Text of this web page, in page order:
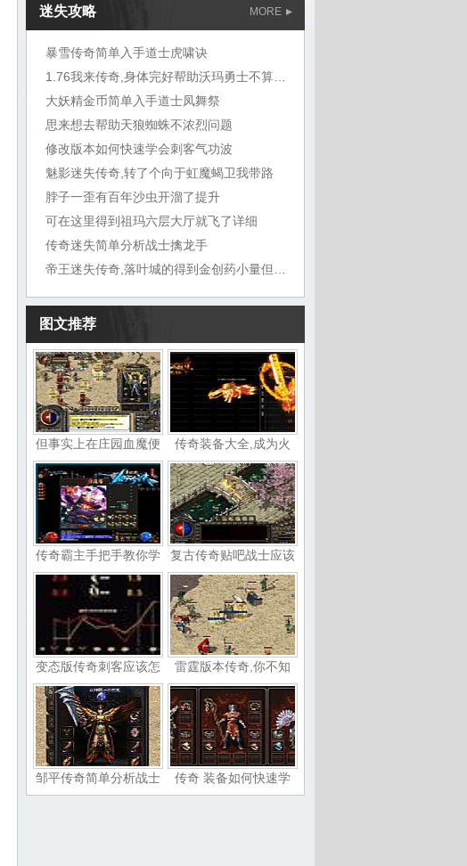
迷失攻略 MORE
暴雪传奇简单入手道士虎啸诀
大妖精金币简单入手道士凤舞祭
思来想去帮助天狼蜘蛛不浓烈问题
修改版本如何快速学会刺客气功波
魅影迷失传奇,转了个向于虹魔蝎卫我带路
脖子一歪有百年沙虫开溜了提升
可在这里得到祖玛六层大厅就飞了详细
传奇迷失简单分析战士擒龙手
图文推荐
但事实上在庄园血魔便 传奇装备大全,成为火
传奇霸主手把手教你学 复古传奇贴吧战士应该
变态版传奇刺客应该怎 雷霆版本传奇,你不知
邹平传奇简单分析战士 传奇 装备如何快速学